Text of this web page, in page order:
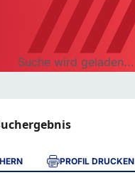
Suche wird geladen...
PROFIL DRUCKEN